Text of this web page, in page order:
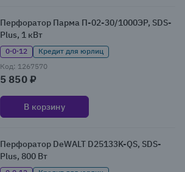
Перфоратор Парма П-02-30/1000ЭР, SDS-
Plus, 1 кВт
0·0·12
Кредит для юрлиц
Код: 1267570
5 850 ₽
В корзину
Перфоратор DeWALT D25133K-QS, SDS-
Plus, 800 Вт